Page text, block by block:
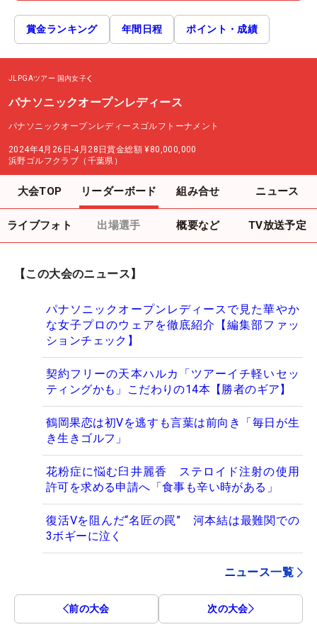
賞金ランキング 年間日程 ポイント・成績
JLPGAツアー 国内女子
パナソニックオープンレディース
パナソニックオープンレディースゴルフトーナメント
2024年4月26日-4月28日賞金総額 ¥80,000,000
浜野ゴルフクラブ（千葉県）
大会TOP リーダーボード 組み合せ ニュース
ライブフォト 出場選手 概要など TV放送予定
【この大会のニュース】
パナソニックオープンレディースで見た華やか
な女子プロのウェアを徹底紹介【編集部ファッ
ションチェック】
契約フリーの天本ハルカ「ツアーイチ軽いセッ
ティングかも」こだわりの14本【勝者のギア】
鶴岡果恋は初Vを逃すも言葉は前向き「毎日が生
き生きゴルフ」
花粉症に悩む臼井麗香 ステロイド注射の使用
許可を求める申請へ「食事も辛い時がある」
復活Vを阻んだ“名匠の罠” 河本結は最難関での
3ボギーに泣く
ニュース一覧
前の大会 次の大会